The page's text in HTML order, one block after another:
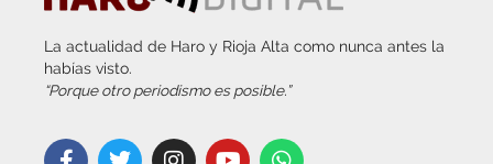
La actualidad de Haro y Rioja Alta como nunca antes la
habías visto.
“Porque otro periodismo es posible.”